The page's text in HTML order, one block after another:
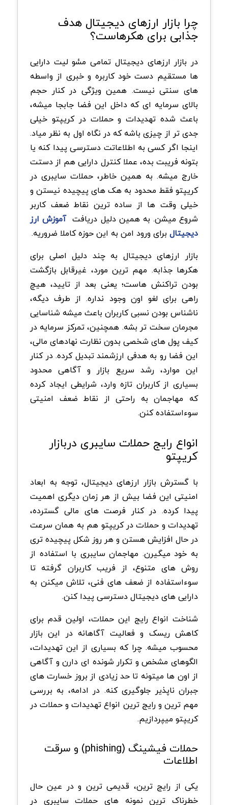
چرا بازار ارزهای دیجیتال هدف
جذابی برای هکرهاست؟
در بازار ارزهای دیجیتال تمامی مسٔو لیت دارایی
ها مستقیم دست خود کاربره و خبری از واسطه
های سنتی نیست. همین ویژگی در کنار حجم
بالای سرمایه ای که داخل این فضا جابجا میشه،
باعث شده تهدیدات و حملات در کریپتو خیلی
جدی تر از چیزی باشه که در نگاه اول به نظر میاد.
اینجا اگر کسی به اطلاعاتت دسترسی پیدا کنه یا
بتونه فریبت بده، عملا کنترل دارایی هم از دستت
خارج میشه. به همین خاطر، حملات سایبری در
کریپتو فقط محدود به هک های پیچیده نیستن و
خیلی وقت ها از ساده ترین نقاط ضعف کاربر
شروع میشن. به همین دلیل دریافت آموزش ارز
دیجیتال برای ورود امن به این حوزه کاملا ضروریه.
بازار ارزهای دیجیتال به چند دلیل اصلی برای
هکرها جذابه. مهم ترین مورد، غیرقابل بازگشت
بودن تراکنش هاست؛ یعنی بعد از تایید، هیچ
راهی برای لغو اون وجود نداره. از طرف دیگه،
ناشناس بودن نسبی کاربران باعث میشه شناسایی
مجرمان سخت تر بشه. همچنین، تمرکز سرمایه در
کیف پول های شخصی بدون نظارت نهادهای مالی،
این فضا رو به هدفی ارزشمند تبدیل کرده. در کنار
این موارد، رشد سریع بازار و آگاهی محدود
بسیاری از کاربران تازه وارد، شرایطی ایجاد کرده
که مهاجمان به راحتی از نقاط ضعف امنیتی
سوءاستفاده کنن.
انواع رایج حملات سایبری دربازار
کریپتو
با گسترش بازار ارزهای دیجیتال، توجه به ابعاد
امنیتی این فضا بیش از هر زمان دیگری اهمیت
پیدا کرده. در کنار فرصت های مالی گسترده،
تهدیدات و حملات در کریپتو هم به همان سرعت
در حال افزایش هستن و هر روز شکل پیچیده تری
به خود میگیرن. مهاجمان سایبری با استفاده از
روش های متنوع، از فریب کاربران گرفته تا
سوءاستفاده از ضعف های فنی، تلاش میکنن به
دارایی های دیجیتال دسترسی پیدا کنن.
شناخت انواع رایج این حملات، اولین قدم برای
کاهش ریسک و فعالیت آگاهانه در این بازار
محسوب میشه. چرا که بسیاری از این تهدیدات،
الگوهای مشخص و تکرار شونده ای دارن و آگاهی
از اون ها میتونه تا حد زیادی از بروز خسارت های
جبران ناپذیر جلوگیری کنه. در ادامه، به بررسی
مهم ترین و رایج ترین انواع تهدیدات و حملات در
کریپتو میپردازیم.
حملات فیشینگ (phishing) و سرقت
اطلاعات
یکی از رایج ترین، قدیمی ترین و در عین حال
خطرناک ترین نمونه های حملات سایبری در